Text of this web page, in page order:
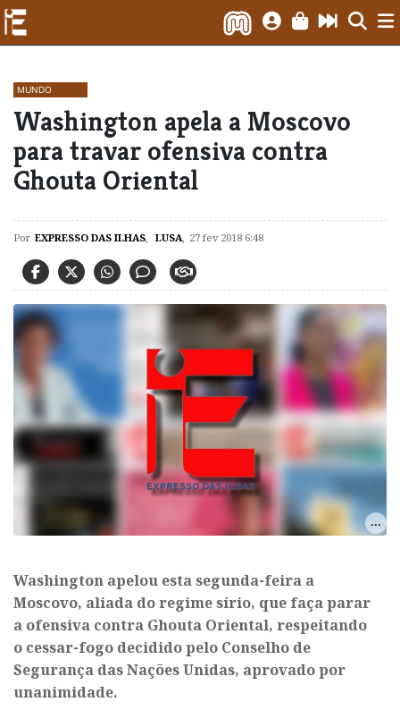
MUNDO
Washington apela a Moscovo
para travar ofensiva contra
Ghouta Oriental
Por EXPRESSO DAS ILHAS, LUSA, 27 fev 2018 6:48
​Washington apelou esta segunda-feira a
Moscovo, aliada do regime sírio, que faça parar
a ofensiva contra Ghouta Oriental, respeitando
o cessar-fogo decidido pelo Conselho de
Segurança das Nações Unidas, aprovado por
unanimidade.